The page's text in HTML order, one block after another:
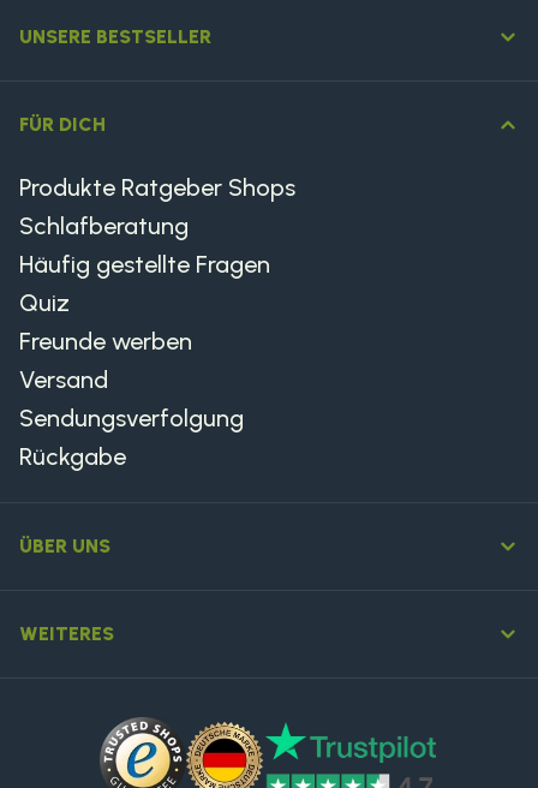
UNSERE BESTSELLER
FÜR DICH
Produkte Ratgeber Shops
Schlafberatung
Häufig gestellte Fragen
Quiz
Freunde werben
Versand
Sendungsverfolgung
Rückgabe
ÜBER UNS
WEITERES